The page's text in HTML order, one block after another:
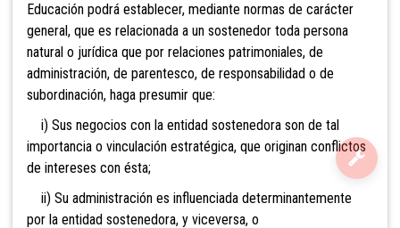
Educación podrá establecer, mediante normas de carácter
general, que es relacionada a un sostenedor toda persona
natural o jurídica que por relaciones patrimoniales, de
administración, de parentesco, de responsabilidad o de
subordinación, haga presumir que:
i) Sus negocios con la entidad sostenedora son de tal
importancia o vinculación estratégica, que originan conflictos
de intereses con ésta;
ii) Su administración es influenciada determinantemente
por la entidad sostenedora, y viceversa, o